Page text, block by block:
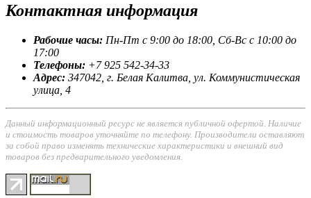
Контактная информация
Рабочие часы: Пн-Пт с 9:00 до 18:00, Сб-Вс с 10:00 до
17:00
Телефоны: +7 925 542-34-33
Адрес: 347042, г. Белая Калитва, ул. Коммунистическая
улица, 4
Данный информационный ресурс не является публичной офертой. Наличие
и стоимость товаров уточняйте по телефону. Производители оставляют
за собой право изменять технические характеристики и внешний вид
товаров без предварительного уведомления.